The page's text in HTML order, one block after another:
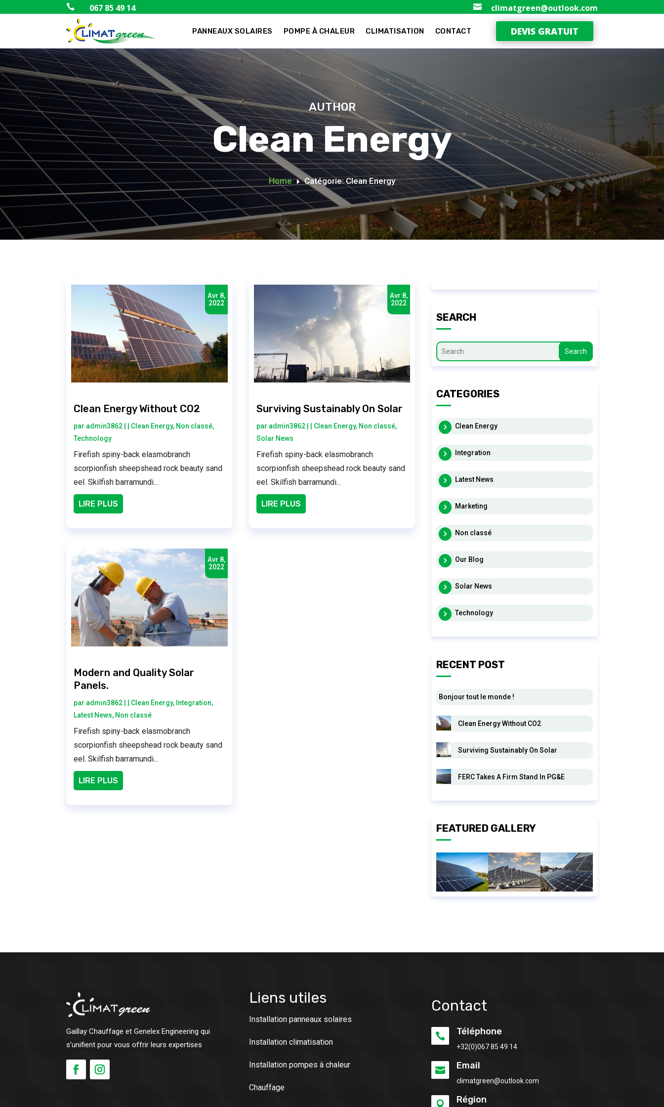
 067 85 49 14  climatgreen@outlook.com
PANNEAUX SOLAIRES POMPE À CHALEUR CLIMATISATION CONTACT DEVIS GRATUIT
AUTHOR
Clean Energy
Home E Catégorie: Clean Energy
Clean Energy Without CO2
par admin3862
Avr 8,
2022
Clean Energy, Non classé,
Technology
Firefish spiny-back elasmobranch
scorpionfish sheepshead rock beauty sand
eel. Skilfish barramundi...
LIRE PLUS
Modern and Quality Solar
Panels.
par admin3862
Avr 8,
2022
Clean Energy, Integration,
Latest News, Non classé
Firefish spiny-back elasmobranch
scorpionfish sheepshead rock beauty sand
eel. Skilfish barramundi...
LIRE PLUS
Surviving Sustainably On Solar
par admin3862|
Avr 8,
2022
Clean Energy, Non classé,
Solar News
Firefish spiny-back elasmobranch
scorpionfish sheepshead rock beauty sand
eel. Skilfish barramundi...
LIRE PLUS
SEARCH
Search
CATEGORIES
Clean Energy
Integration
Latest News
Marketing
Non classé
Our Blog
Solar News
Technology
RECENT POST
Bonjour tout le monde !
Clean Energy Without CO2
Surviving Sustainably On Solar
FERC Takes A Firm Stand In PG&E
FEATURED GALLERY
Gaillay Chauffage et Genelex Engineering qui
s’unifient pour vous offrir leurs expertises
Liens utiles
Installation panneaux solaires
Installation climatisation
Installation pompes à chaleur
Chauffage
Contact
 Téléphone
+32(0)067 85 49 14
 Email
climatgreen@outlook.com
 Région